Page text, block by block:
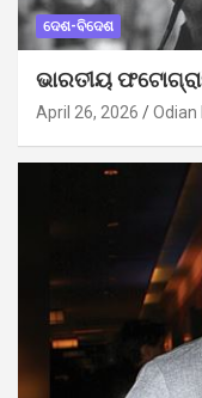
ଦେଶ-ବିଦେଶ
ଭାରତୀୟ
April 26, 2026 Odian